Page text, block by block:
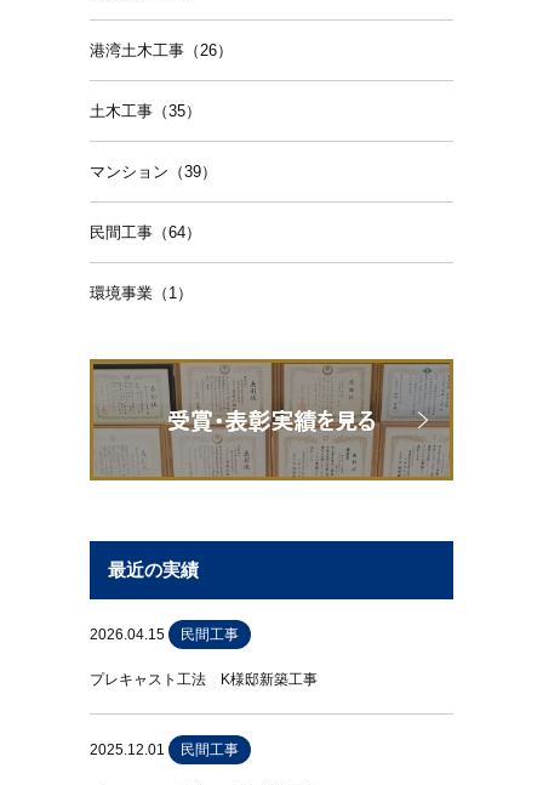
港湾土木工事（26）
土木工事（35）
マンション（39）
民間工事（64）
環境事業（1）
最近の実績
2026.04.15 民間工事
プレキャスト工法 K様邸新築工事
2025.12.01 民間工事